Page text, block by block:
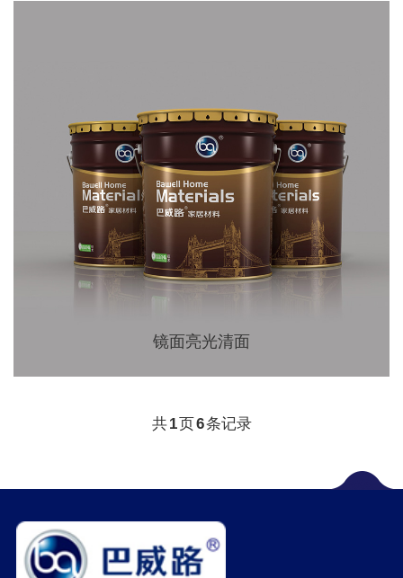
镜面亮光清面
共1 页 6条记录